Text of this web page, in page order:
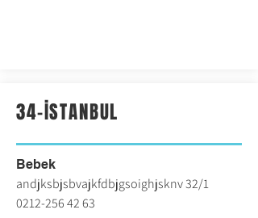
34-İSTANBUL
Bebek
andjksbjsbvajkfdbjgsoighjsknv 32/1
0212-256 42 63